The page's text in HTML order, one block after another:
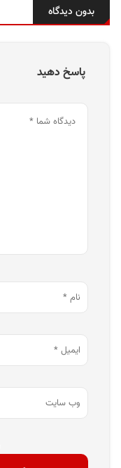
بدون دیدگاه
پاسخ دهید